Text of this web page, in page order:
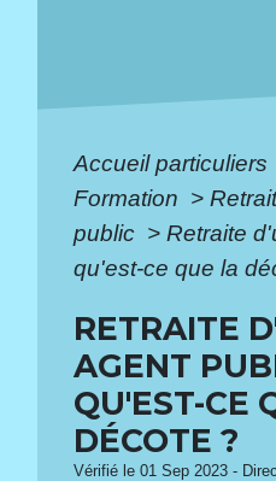
Accueil particuliers
Formation >
public > Retraite
qu'est-ce que la
RETRAITE
AGENT
QU'EST-CE
DÉCOTE ?
Vérifié le 01 Sep 2023 -